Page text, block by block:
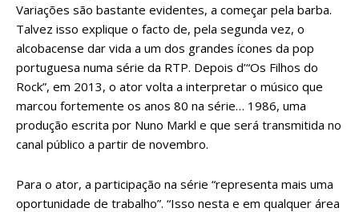
Variações são bastante evidentes, a começar pela barba.
Talvez isso explique o facto de, pela segunda vez, o
alcobacense dar vida a um dos grandes ícones da pop
portuguesa numa série da RTP. Depois d’“Os Filhos do
Rock”, em 2013, o ator volta a interpretar o músico que
marcou fortemente os anos 80 na série… 1986, uma
produção escrita por Nuno Markl e que será transmitida no
canal público a partir de novembro.
Para o ator, a participação na série “representa mais uma
oportunidade de trabalho”. “Isso nesta e em qualquer área